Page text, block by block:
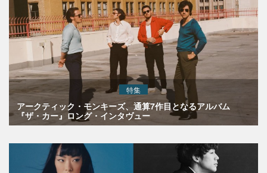
特集
アークティック・モンキーズ、通算7作目となるアルバム
『ザ・カー』ロング・インタヴュー